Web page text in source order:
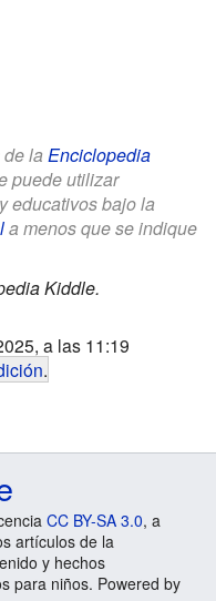
la Enciclopedia
puede utilizar
educativos bajo la
a menos que se indique
Kiddle.
a las 11:19
.
CC BY-SA 3.0, a
artículos de la
y hechos
para niños. Powered by